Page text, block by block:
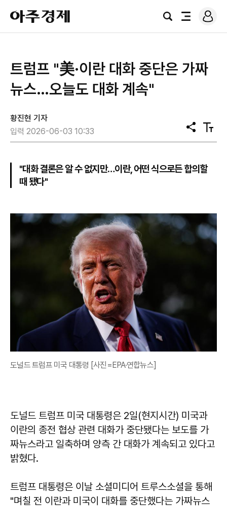
아
주
경
검
전
로
그
트럼프 "美·이란 대화 중단은 가짜
뉴스…오늘도 대화 계속"
황진현 기자
입력 2026-06-03 10:33
공
유
텍
스
기
"대화 결론은 알 수 없지만…이란, 어떤 식으로든 합의할
때 됐다"
도널드 트럼프 미국 대통령 [사진=EPA·연합뉴스]
도널드 트럼프 미국 대통령은 2일(현지시간) 미국과
이란의 종전 협상 관련 대화가 중단됐다는 보도를 가
짜뉴스라고 일축하며 양측 간 대화가 계속되고 있다고
밝혔다.
트럼프 대통령은 이날 소셜미디어 트루스소셜을 통해
"며칠 전 이란과 미국이 대화를 중단했다는 가짜뉴스